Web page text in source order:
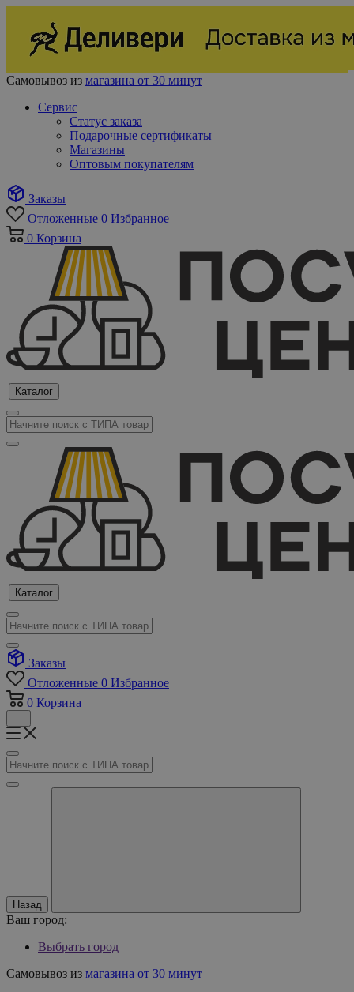
Самовывоз из магазина от 30 минут
Сервис
Статус заказа
Подарочные сертификаты
Магазины
Оптовым покупателям
Заказы
Отложенные 0 Избранное
0 Корзина
Каталог
Каталог
Заказы
Отложенные 0 Избранное
0 Корзина
Назад
Ваш город:
Выбрать город
Самовывоз из магазина от 30 минут